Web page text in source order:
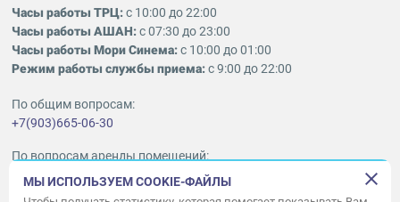
Часы работы ТРЦ:с 10:00 до 22:00
Часы работы АШАН:с 07:30 до 23:00
Часы работы Мори Синема:с 10:00 до 01:00
Режим работы службы приема:с 9:00 до 22:00
По общим вопросам:
+7(903)665-06-30
По вопросам аренды помещений:
ukleykina@nhood.com
+7(903)665-98-78
МЫ ИСПОЛЬЗУЕМ COOKIE-ФАЙЛЫ